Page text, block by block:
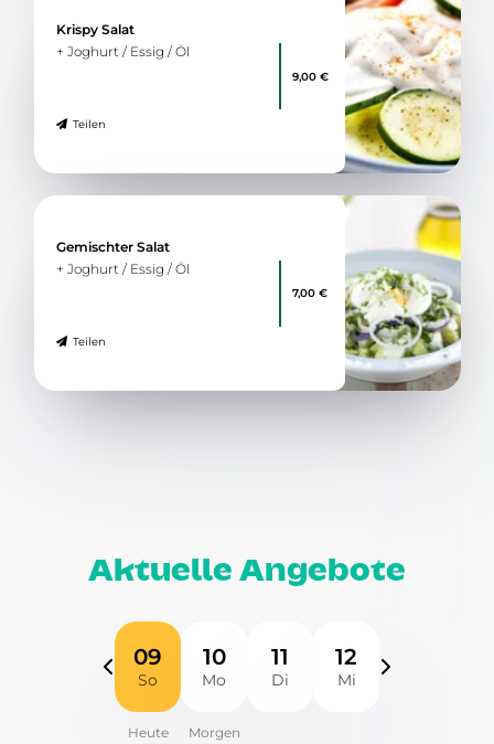
Krispy Salat
+ Joghurt / Essig / Öl
Teilen
9,00 €
Gemischter Salat
+ Joghurt / Essig / Öl
Teilen
7,00 €
Aktuelle Angebote
09
So
10
Mo
11
Di
12
Mi